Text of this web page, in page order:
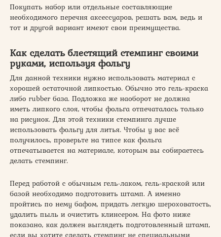
Покупать набор или отдельные составляющие
необходимого перечня аксессуаров, решать вам, ведь и
тот и другой вариант имеют свои преимущества.
Как сделать блестящий стемпинг своими
руками, используя фольгу
Для данной техники нужно использовать материал с
хорошей остаточной липкостью. Обычно это гель-краска
либо rubber база. Подложка же наоборот не должна
иметь липкого слоя, чтобы фольга отпечаталась только
на рисунок. Для этой техники стемпинга лучше
использовать фольгу для литья. Чтобы у вас всё
получилось, проверьте на типсе как фольга
отпечатывается на материале, которым вы собираетесь
делать стемпинг.
Перед работой с обычным гель-лаком, гель-краской или
базой необходимо подготовить штамп. А именно
пройтись по нему бафом, придать легкую шероховатость,
удалить пыль и очистить клинсером. На фото ниже
показано, как должен выглядеть подготовленный штамп,